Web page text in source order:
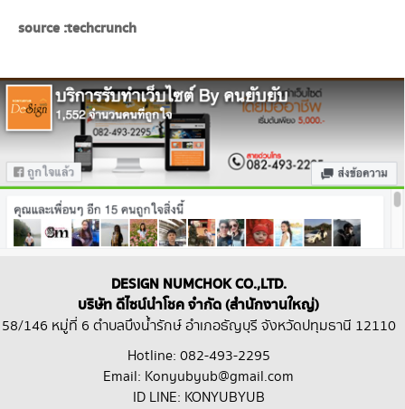
source : techcrunch
DESIGN NUMCHOK CO.,LTD.
บริษัท ดีไซน์นำโชค จำกัด (สำนักงานใหญ่)
58/146 หมู่ที่ 6 ตำบลบึงน้ำรักษ์ อำเภอธัญบุรี จังหวัดปทุมธานี 12110
Hotline: 082-493-2295
Email: Konyubyub@gmail.com
ID LINE: KONYUBYUB